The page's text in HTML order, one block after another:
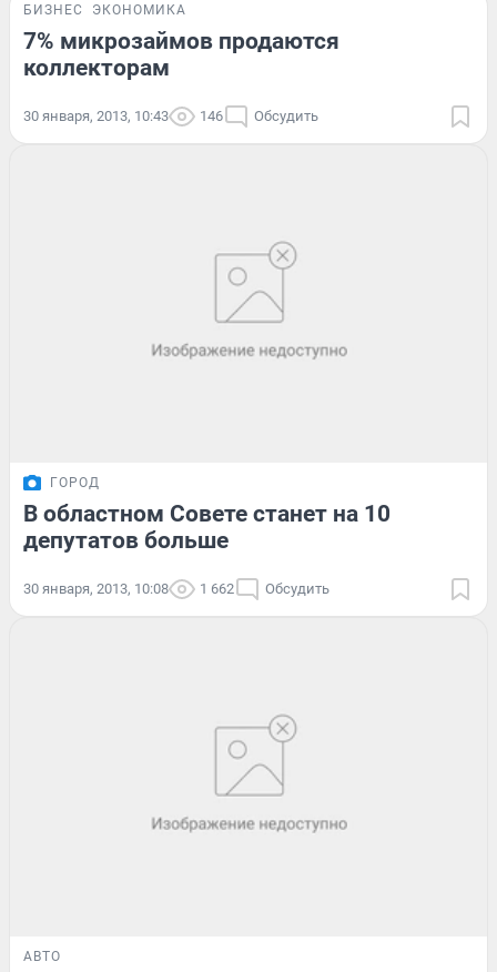
БИЗНЕС ЭКОНОМИКА
7% микрозаймов продаются
коллекторам
30 января, 2013, 10:43 146 Обсудить
ГОРОД
В областном Совете станет на 10
депутатов больше
30 января, 2013, 10:08 1 662 Обсудить
АВТО